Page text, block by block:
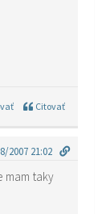
Citovať
2007 21:02
mam taky